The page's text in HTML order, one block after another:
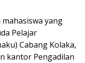
yang
Pelajar
Cabang Kolaka,
kantor Pengadilan